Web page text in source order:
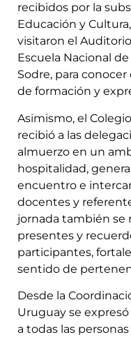
recibidos por la
Educación y
visitaron el
Escuela Nacional
Sodre, para
de formación y
Asimismo, el
recibió a las
almuerzo en un
hospitalidad,
encuentro e
docentes y
jornada también se
presentes y
participantes,
sentido de
Desde la
Uruguay se
a todas las